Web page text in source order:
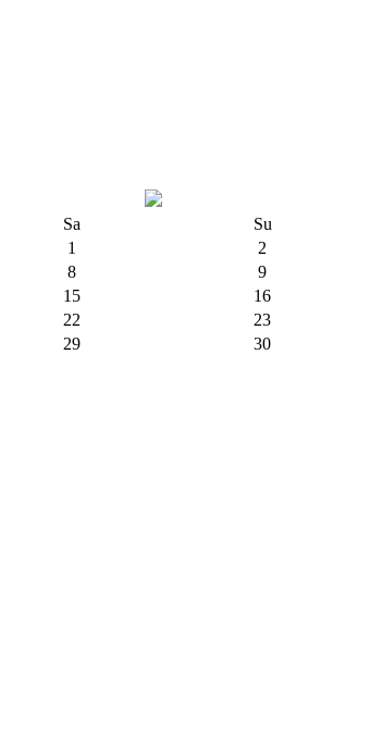
Sa
Su
1
2
8
9
15
16
22
23
29
30